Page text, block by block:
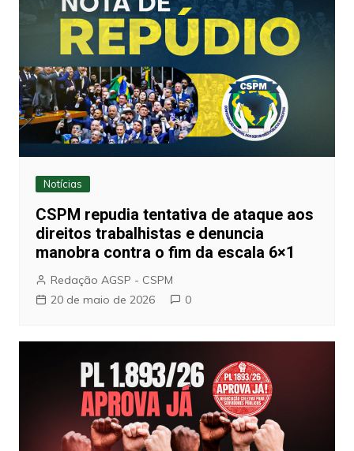
Notícias
CSPM repudia tentativa de ataque aos
direitos trabalhistas e denuncia
manobra contra o fim da escala 6×1
Redação AGSP - CSPM
20 de maio de 2026
0